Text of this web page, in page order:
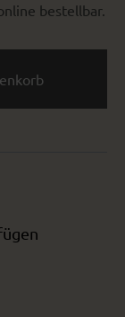
bestellbar.